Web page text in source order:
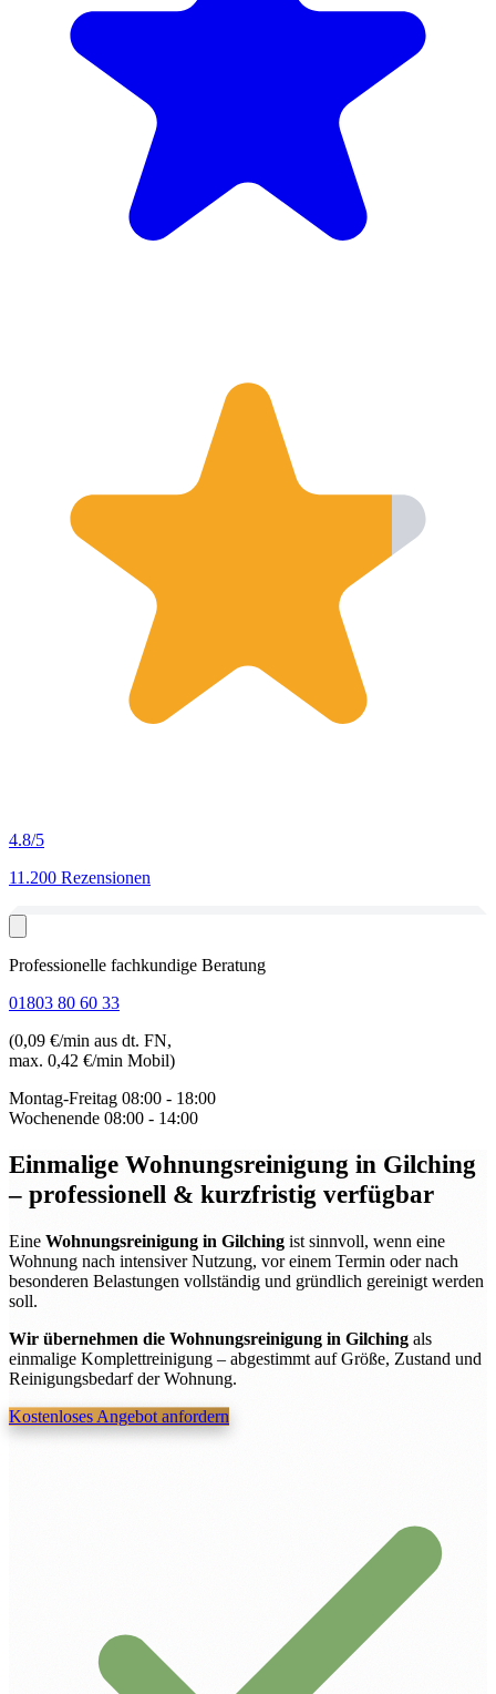
4.8/5
11.200 Rezensionen
Professionelle fachkundige Beratung
01803 80 60 33
(0,09 €/min aus dt. FN,
max. 0,42 €/min Mobil)
Montag-Freitag 08:00 - 18:00
Wochenende 08:00 - 14:00
Einmalige Wohnungsreinigung in Gilching
– professionell & kurzfristig verfügbar
Eine Wohnungsreinigung in Gilching ist sinnvoll, wenn eine
Wohnung nach intensiver Nutzung, vor einem Termin oder nach
besonderen Belastungen vollständig und gründlich gereinigt werden
soll.
Wir übernehmen die Wohnungsreinigung in Gilching als
einmalige Komplettreinigung – abgestimmt auf Größe, Zustand und
Reinigungsbedarf der Wohnung.
Kostenloses Angebot anfordern